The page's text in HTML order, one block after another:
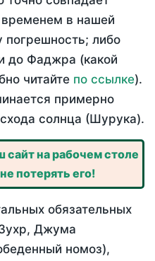
в нашей
погрешность; либо
до Фаджра (какой
читайте по ссылке).
примерно
солнца (Шурука).
на рабочем столе
потерять его!
обязательных
Джума
номоз),